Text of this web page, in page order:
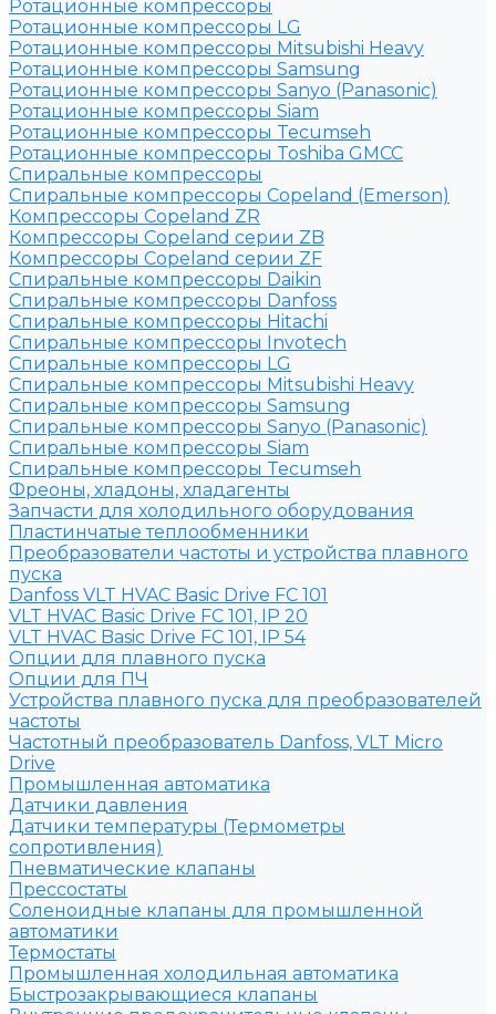
Ротационные компрессоры
Ротационные компрессоры LG
Ротационные компрессоры Mitsubishi Heavy
Ротационные компрессоры Samsung
Ротационные компрессоры Sanyo (Panasonic)
Ротационные компрессоры Siam
Ротационные компрессоры Tecumseh
Ротационные компрессоры Toshiba GMCC
Спиральные компрессоры
Спиральные компрессоры Copeland (Emerson)
Компрессоры Copeland ZR
Компрессоры Copeland серии ZB
Компрессоры Copeland серии ZF
Спиральные компрессоры Daikin
Спиральные компрессоры Danfoss
Спиральные компрессоры Hitachi
Спиральные компрессоры Invotech
Спиральные компрессоры LG
Спиральные компрессоры Mitsubishi Heavy
Спиральные компрессоры Samsung
Спиральные компрессоры Sanyo (Panasonic)
Спиральные компрессоры Siam
Спиральные компрессоры Tecumseh
Фреоны, хладоны, хладагенты
Запчасти для холодильного оборудования
Пластинчатые теплообменники
Преобразователи частоты и устройства плавного
пуска
Danfoss VLT HVAC Basic Drive FC 101
VLT HVAC Basic Drive FC 101, IP 20
VLT HVAC Basic Drive FC 101, IP 54
Опции для плавного пуска
Опции для ПЧ
Устройства плавного пуска для преобразователей
частоты
Частотный преобразователь Danfoss, VLT Micro
Drive
Промышленная автоматика
Датчики давления
Датчики температуры (Термометры
сопротивления)
Пневматические клапаны
Прессостаты
Соленоидные клапаны для промышленной
автоматики
Термостаты
Промышленная холодильная автоматика
Быстрозакрывающиеся клапаны